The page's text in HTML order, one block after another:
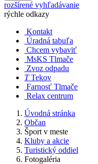
rozšírené vyhľadávanie
rýchle odkazy
Kontakt
Úradná tabuľa
Chcem vybaviť
MsKS Tlmače
Zvoz odpadu
T Tekov
Farnosť Tlmače
Relax centrum
Úvodná stránka
Občan
Šport v meste
Kluby a akcie
Turistický oddiel
Fotogaléria